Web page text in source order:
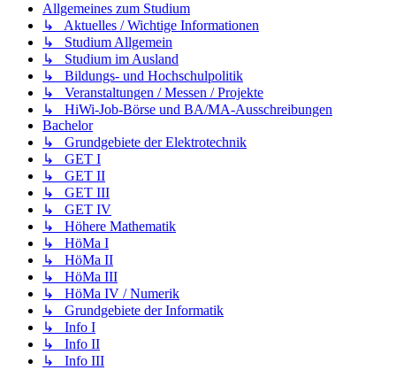
Allgemeines zum Studium
↳ Aktuelles / Wichtige Informationen
↳ Studium Allgemein
↳ Studium im Ausland
↳ Bildungs- und Hochschulpolitik
↳ Veranstaltungen / Messen / Projekte
↳ HiWi-Job-Börse und BA/MA-Ausschreibungen
Bachelor
↳ Grundgebiete der Elektrotechnik
↳ GET I
↳ GET II
↳ GET III
↳ GET IV
↳ Höhere Mathematik
↳ HöMa I
↳ HöMa II
↳ HöMa III
↳ HöMa IV / Numerik
↳ Grundgebiete der Informatik
↳ Info I
↳ Info II
↳ Info III